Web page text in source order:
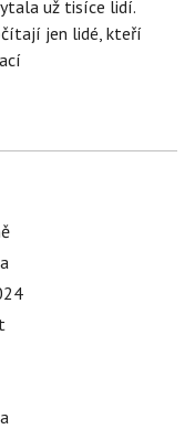
už tisíce lidí.
jen lidé, kteří